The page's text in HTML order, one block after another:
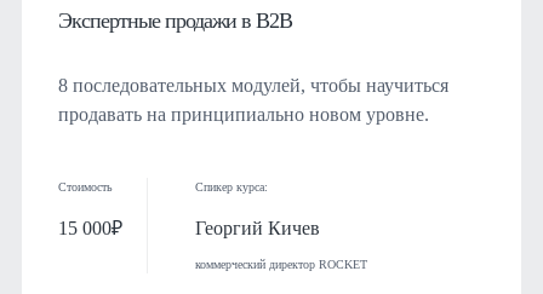
Экспертные продажи в B2B
8 последовательных модулей, чтобы научиться
продавать на принципиально новом уровне.
Стоимость
15 000₽
Спикер курса:
Георгий Кичев
коммерческий директор ROCKET